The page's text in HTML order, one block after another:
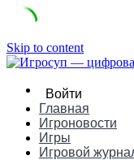
Skip to content
Войти
Главная
Игроновости
Игры
Игровой